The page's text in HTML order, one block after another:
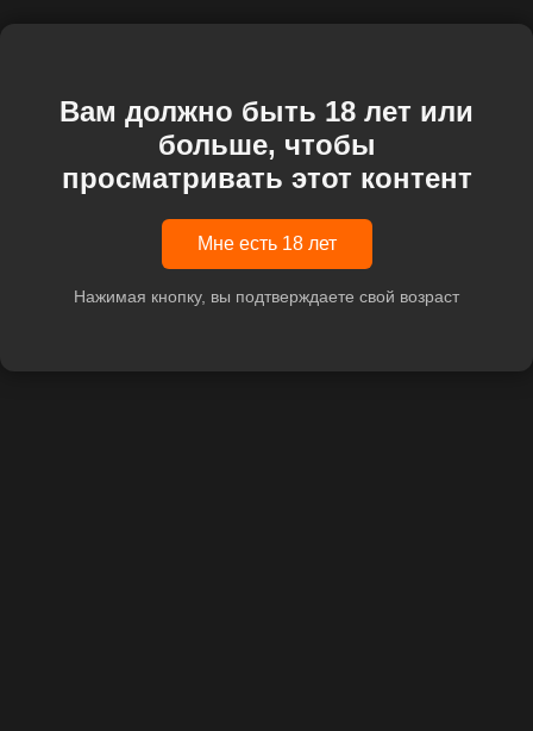
Вам должно быть 18 лет или
больше, чтобы
просматривать этот контент
Мне есть 18 лет
Нажимая кнопку, вы подтверждаете свой возраст